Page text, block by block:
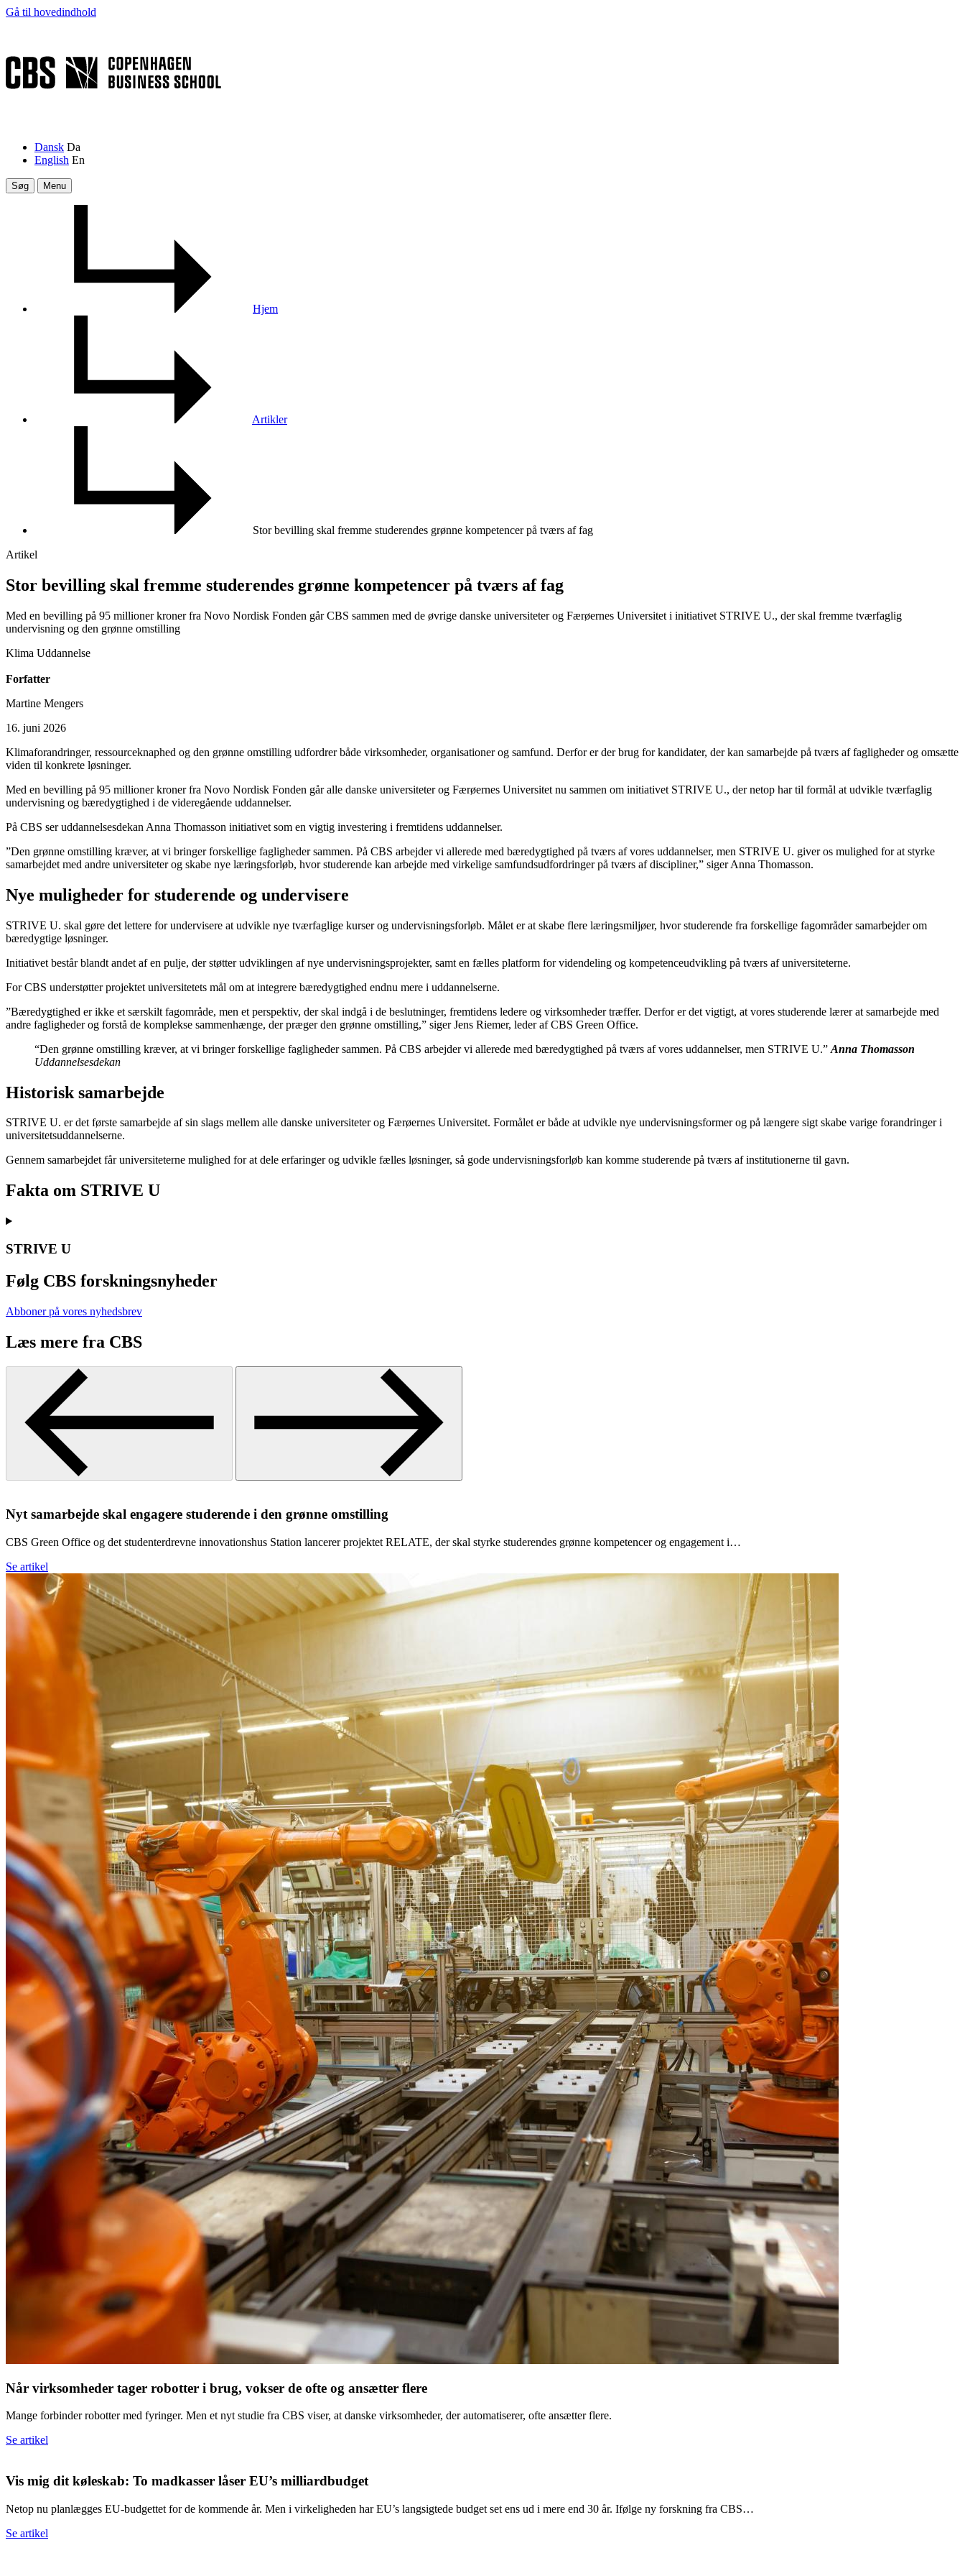
Gå til hovedindhold
Dansk Da
English En
Søg Menu
Hjem
Artikler
Stor bevilling skal fremme studerendes grønne kompetencer på tværs af fag
Artikel
Stor be­vil­ling skal frem­me stu­de­ren­des grøn­ne kom­pe­ten­cer på tværs af fag
Med en bevilling på 95 millioner kroner fra Novo Nordisk Fonden går CBS sammen med de øvrige danske universiteter og Færøernes Universitet i initiativet STRIVE U., der skal fremme tværfaglig
undervisning og den grønne omstilling
Klima Uddannelse
Forfatter
Martine Mengers
16. juni 2026
Klimaforandringer, ressourceknaphed og den grønne omstilling udfordrer både virksomheder, organisationer og samfund. Derfor er der brug for kandidater, der kan samarbejde på tværs af fagligheder og omsætte
viden til konkrete løsninger.
Med en bevilling på 95 millioner kroner fra Novo Nordisk Fonden går alle danske universiteter og Færøernes Universitet nu sammen om initiativet STRIVE U., der netop har til formål at udvikle tværfaglig
undervisning og bæredygtighed i de videregående uddannelser.
På CBS ser uddannelsesdekan Anna Thomasson initiativet som en vigtig investering i fremtidens uddannelser.
”Den grønne omstilling kræver, at vi bringer forskellige fagligheder sammen. På CBS arbejder vi allerede med bæredygtighed på tværs af vores uddannelser, men STRIVE U. giver os mulighed for at styrke
samarbejdet med andre universiteter og skabe nye læringsforløb, hvor studerende kan arbejde med virkelige samfundsudfordringer på tværs af discipliner,” siger Anna Thomasson.
Nye muligheder for studerende og undervisere
STRIVE U. skal gøre det lettere for undervisere at udvikle nye tværfaglige kurser og undervisningsforløb. Målet er at skabe flere læringsmiljøer, hvor studerende fra forskellige fagområder samarbejder om
bæredygtige løsninger.
Initiativet består blandt andet af en pulje, der støtter udviklingen af nye undervisningsprojekter, samt en fælles platform for videndeling og kompetenceudvikling på tværs af universiteterne.
For CBS understøtter projektet universitetets mål om at integrere bæredygtighed endnu mere i uddannelserne.
”Bæredygtighed er ikke et særskilt fagområde, men et perspektiv, der skal indgå i de beslutninger, fremtidens ledere og virksomheder træffer. Derfor er det vigtigt, at vores studerende lærer at samarbejde med
andre fagligheder og forstå de komplekse sammenhænge, der præger den grønne omstilling,” siger Jens Riemer, leder af CBS Green Office.
“Den grønne omstilling kræver, at vi bringer forskellige fagligheder sammen. På CBS arbejder vi allerede med bæredygtighed på tværs af vores uddannelser, men STRIVE U.” Anna Thomasson
Uddannelsesdekan
Historisk samarbejde
STRIVE U. er det første samarbejde af sin slags mellem alle danske universiteter og Færøernes Universitet. Formålet er både at udvikle nye undervisningsformer og på længere sigt skabe varige forandringer i
universitetsuddannelserne.
Gennem samarbejdet får universiteterne mulighed for at dele erfaringer og udvikle fælles løsninger, så gode undervisningsforløb kan komme studerende på tværs af institutionerne til gavn.
Fakta om STRIVE U
STRIVE U
Følg CBS forskningsnyheder
Abboner på vores nyhedsbrev
Læs mere fra CBS
Nyt sam­ar­bej­de skal en­ga­ge­re stu­de­ren­de i den grøn­ne om­stil­ling
CBS Green Office og det studenterdrevne innovationshus Station lancerer projektet RELATE, der skal styrke studerendes grønne kompetencer og engagement i…
Se artikel
Når virk­som­he­der ta­ger ro­bot­ter i brug, vok­ser de ofte og an­sæt­ter fle­re
Mange forbinder robotter med fyringer. Men et nyt studie fra CBS viser, at danske virksomheder, der automatiserer, ofte ansætter flere.
Se artikel
Vis mig dit kø­le­skab: To mad­kas­ser lå­ser EU’s mil­li­ard­bud­get
Netop nu planlægges EU-budgettet for de kommende år. Men i virkeligheden har EU’s langsigtede budget set ens ud i mere end 30 år. Ifølge ny forskning fra CBS…
Se artikel